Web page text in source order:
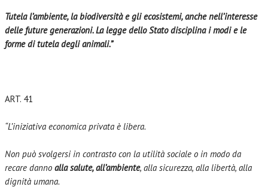
Tutela l’ambiente, la biodiversità e gli ecosistemi, anche nell’interesse
delle future generazioni. La legge dello Stato disciplina i modi e le
forme di tutela degli animali.”
ART. 41
“L’iniziativa economica privata è libera.
Non può svolgersi in contrasto con la utilità sociale o in modo da
recare danno alla salute, all’ambiente, alla sicurezza, alla libertà, alla
dignità umana.